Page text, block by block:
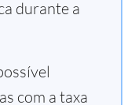
durante a
com a taxa